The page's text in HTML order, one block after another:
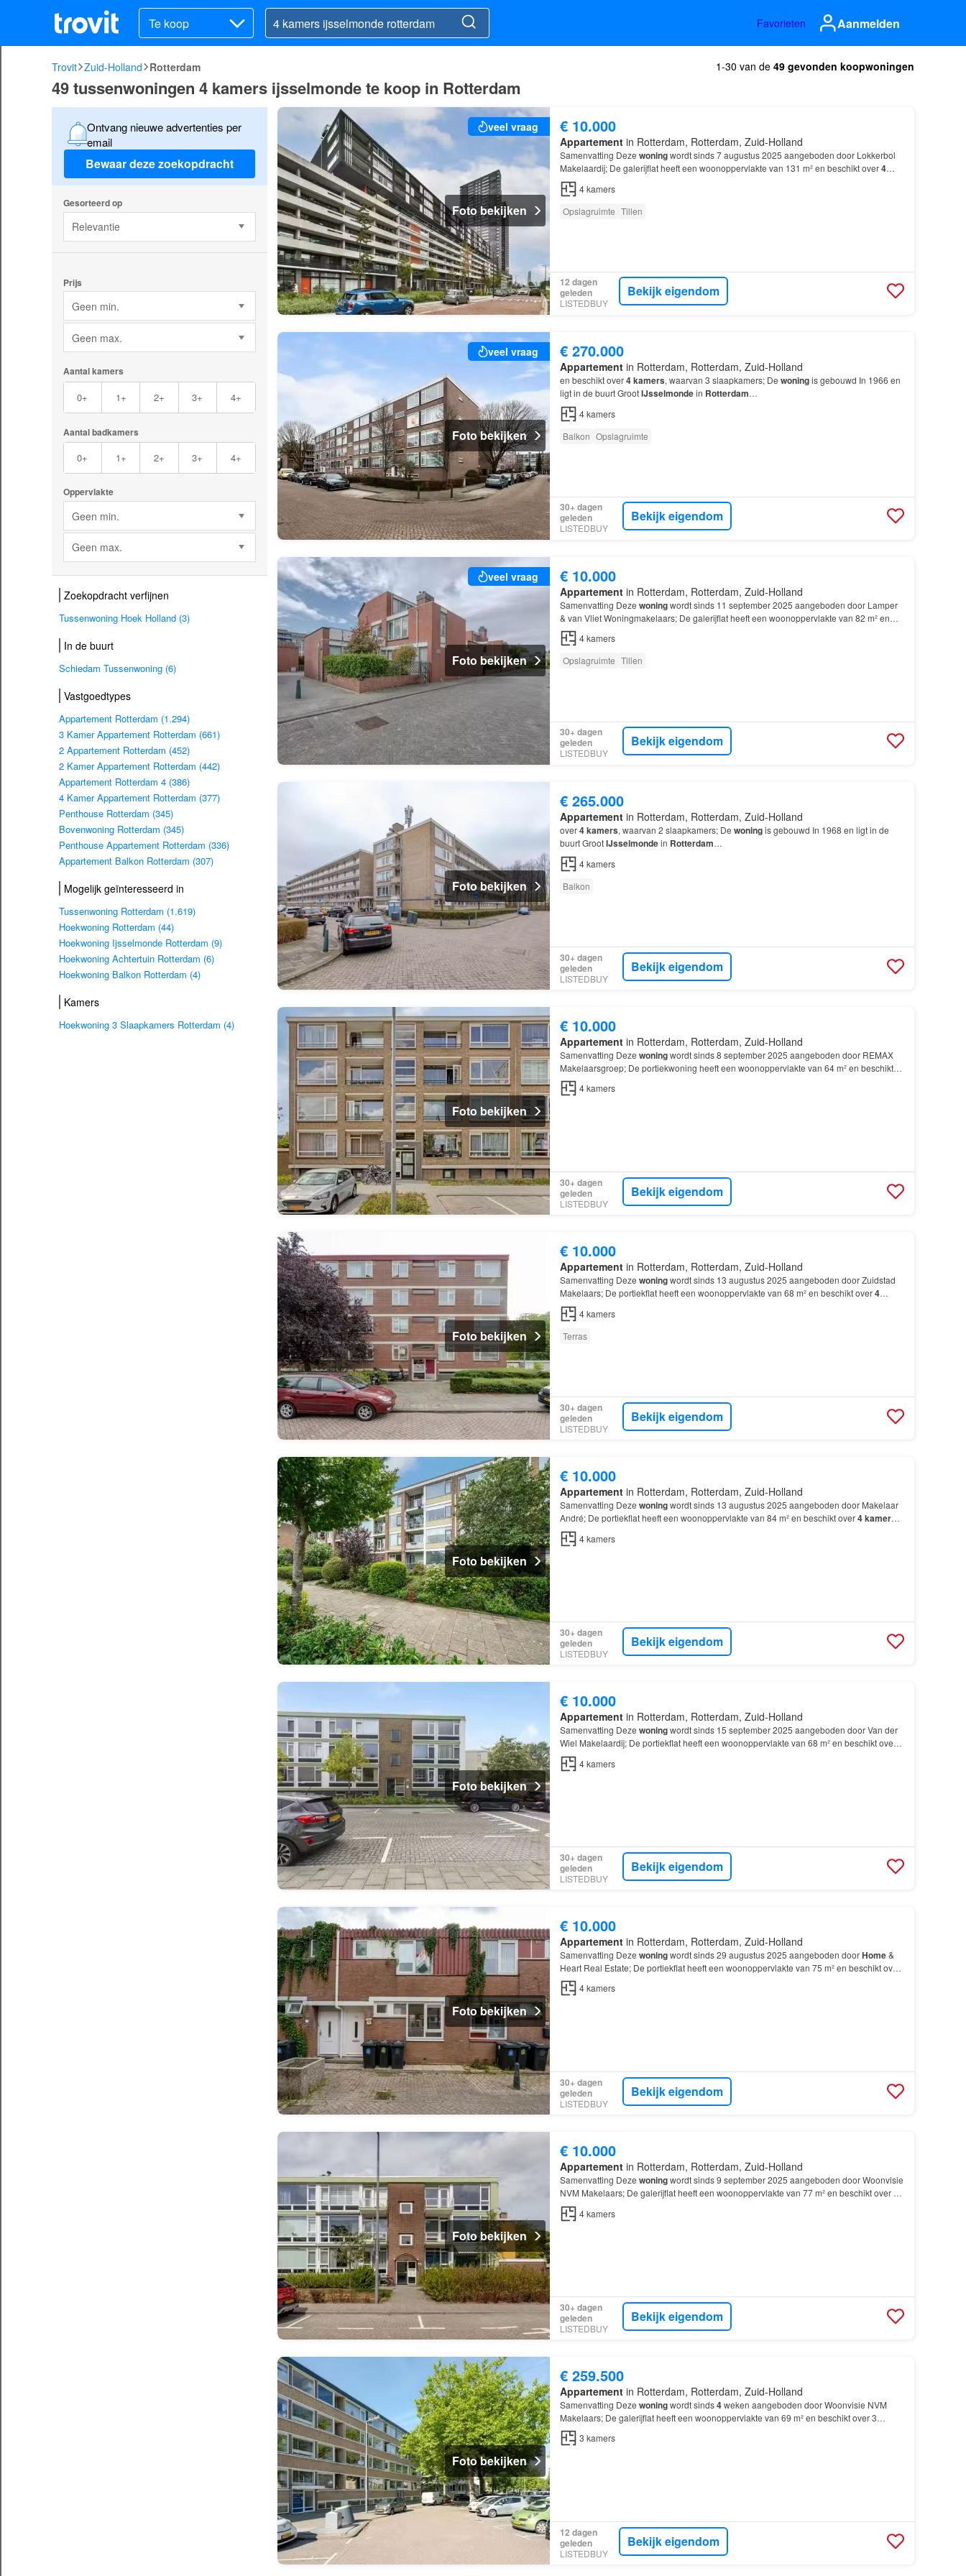
Te koop Favorieten Aanmelden
Trovit Zuid-Holland Rotterdam 1-30 van de 49 gevonden koopwoningen
49 tussenwoningen 4 kamers ijsselmonde te koop in Rotterdam
Ontvang nieuwe advertenties per
email
Bewaar deze zoekopdracht
Gesorteerd op
Relevantie
Prijs
Geen min.
Geen max.
Aantal kamers
0+ 1+ 2+ 3+ 4+
Aantal badkamers
0+ 1+ 2+ 3+ 4+
Oppervlakte
Geen min.
Geen max.
Zoekopdracht verfijnen
Tussenwoning Hoek Holland (3)
In de buurt
Schiedam Tussenwoning (6)
Vastgoedtypes
Appartement Rotterdam (1.294)
3 Kamer Appartement Rotterdam (661)
2 Appartement Rotterdam (452)
2 Kamer Appartement Rotterdam (442)
Appartement Rotterdam 4 (386)
4 Kamer Appartement Rotterdam (377)
Penthouse Rotterdam (345)
Bovenwoning Rotterdam (345)
Penthouse Appartement Rotterdam (336)
Appartement Balkon Rotterdam (307)
Mogelijk geïnteresseerd in
Tussenwoning Rotterdam (1.619)
Hoekwoning Rotterdam (44)
Hoekwoning Ijsselmonde Rotterdam (9)
Hoekwoning Achtertuin Rotterdam (6)
Hoekwoning Balkon Rotterdam (4)
Kamers
Hoekwoning 3 Slaapkamers Rotterdam (4)
veel vraag
Foto bekijken
€ 10.000
Appartementin Rotterdam, Rotterdam, Zuid-Holland
Samenvatting Deze woningwordt sinds 7 augustus 2025 aangeboden door Lokkerbol
Makelaardij; De galerijflat heeft een woonoppervlakte van 131 m² en beschikt over4
kamers
4kamers
Opslagruimte Tillen
12 dagen
geleden
LISTEDBUY
Bekijk eigendom
veel vraag
Foto bekijken
€ 270.000
Appartementin Rotterdam, Rotterdam, Zuid-Holland
en beschikt over4kamers, waarvan 3 slaapkamers; De woningis gebouwd In 1966 en
ligt in de buurt GrootIJsselmondein Rotterdam…
4kamers
Balkon Opslagruimte
30+ dagen
geleden
LISTEDBUY
Bekijk eigendom
veel vraag
Foto bekijken
€ 10.000
Appartementin Rotterdam, Rotterdam, Zuid-Holland
Samenvatting Deze woningwordt sinds 11 september 2025 aangeboden door Lamper
& van Vliet Woningmakelaars; De galerijflat heeft een woonoppervlakte van 82 m² en
beschikt over
4kamers
Opslagruimte Tillen
30+ dagen
geleden
LISTEDBUY
Bekijk eigendom
Foto bekijken
€ 265.000
Appartementin Rotterdam, Rotterdam, Zuid-Holland
over4kamers, waarvan 2 slaapkamers; De woningis gebouwd In 1968 en ligt in de
buurt GrootIJsselmondein Rotterdam…
4kamers
Balkon
30+ dagen
geleden
LISTEDBUY
Bekijk eigendom
Foto bekijken
€ 10.000
Appartementin Rotterdam, Rotterdam, Zuid-Holland
Samenvatting Deze woningwordt sinds 8 september 2025 aangeboden door REMAX
Makelaarsgroep; De portiekwoning heeft een woonoppervlakte van 64 m² en beschikt
over
4kamers
30+ dagen
geleden
LISTEDBUY
Bekijk eigendom
Foto bekijken
€ 10.000
Appartementin Rotterdam, Rotterdam, Zuid-Holland
Samenvatting Deze woningwordt sinds 13 augustus 2025 aangeboden door Zuidstad
Makelaars; De portiekflat heeft een woonoppervlakte van 68 m² en beschikt over4
kamers
4kamers
Terras
30+ dagen
geleden
LISTEDBUY
Bekijk eigendom
Foto bekijken
€ 10.000
Appartementin Rotterdam, Rotterdam, Zuid-Holland
Samenvatting Deze woningwordt sinds 13 augustus 2025 aangeboden door Makelaar
André; De portiekflat heeft een woonoppervlakte van 84 m² en beschikt over4kamers,
waarvan 3 slaapkamers; De
4kamers
30+ dagen
geleden
LISTEDBUY
Bekijk eigendom
Foto bekijken
€ 10.000
Appartementin Rotterdam, Rotterdam, Zuid-Holland
Samenvatting Deze woningwordt sinds 15 september 2025 aangeboden door Van der
Wiel Makelaardij; De portiekflat heeft een woonoppervlakte van 68 m² en beschikt over4
kamers
4kamers
30+ dagen
geleden
LISTEDBUY
Bekijk eigendom
Foto bekijken
€ 10.000
Appartementin Rotterdam, Rotterdam, Zuid-Holland
Samenvatting Deze woningwordt sinds 29 augustus 2025 aangeboden doorHome&
Heart Real Estate; De portiekflat heeft een woonoppervlakte van 75 m² en beschikt over
4kamers
4kamers
30+ dagen
geleden
LISTEDBUY
Bekijk eigendom
Foto bekijken
€ 10.000
Appartementin Rotterdam, Rotterdam, Zuid-Holland
Samenvatting Deze woningwordt sinds 9 september 2025 aangeboden door Woonvisie
NVM Makelaars; De galerijflat heeft een woonoppervlakte van 77 m² en beschikt over 4
kamers
4kamers
30+ dagen
geleden
LISTEDBUY
Bekijk eigendom
Foto bekijken
€ 259.500
Appartementin Rotterdam, Rotterdam, Zuid-Holland
Samenvatting Deze woningwordt sinds4weken aangeboden door Woonvisie NVM
Makelaars; De galerijflat heeft een woonoppervlakte van 69 m² en beschikt over 3
kamers
3 kamers
12 dagen
geleden
LISTEDBUY
Bekijk eigendom